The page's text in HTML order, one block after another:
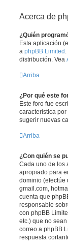
Acerca de
¿Quién
Esta aplicación
a phpBB Limited
distribución. Vea
Arriba
¿Por qué este
Este foro fue
característica por
sugerir nuevas
Arriba
¿Con quién se
Cada uno de los
apropiado para
dominio (efectúe
gmail.com,
cuenta que
responsable
con phpBB
etc.) que no
correo a phpBB
respuesta